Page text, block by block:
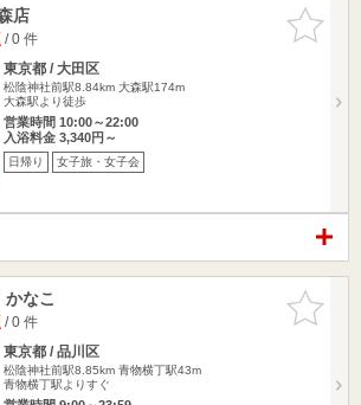
お気に入
りに追加
店
/ 0 件
東京都 / 大田区
松陰神社前駅8.84km 大森駅174m
大森駅より徒歩
営業時間 10:00～22:00
入浴料金 3,340円～
日帰り 女子旅・女子会
お気に入
りに追加
なこ
/ 0 件
東京都 / 品川区
松陰神社前駅8.85km 青物横丁駅43m
青物横丁駅よりすぐ